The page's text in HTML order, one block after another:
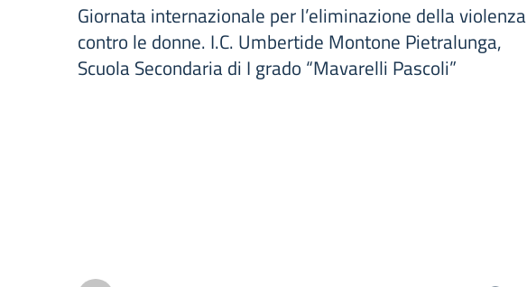
Giornata internazionale per l’eliminazione della violenza
contro le donne. I.C. Umbertide Montone Pietralunga,
Scuola Secondaria di I grado “Mavarelli Pascoli”